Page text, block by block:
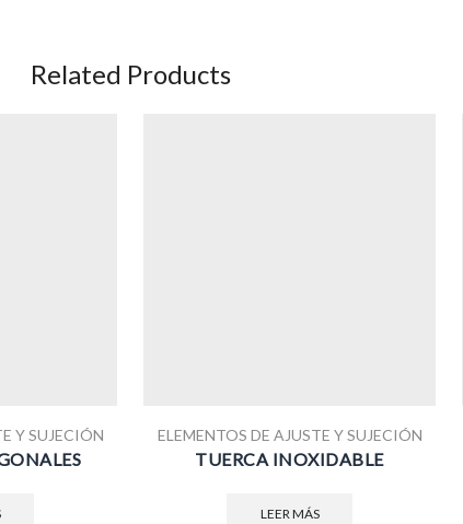
Related Products
Y SUJECIÓN ELEMENTOS DE AJUSTE Y SUJECIÓN
TUERCA INOXIDABLE
LEER MÁS